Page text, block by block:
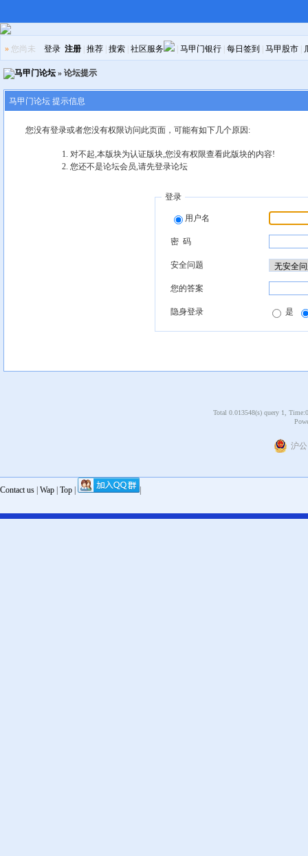
» 您尚未 登录 注册 推荐 搜索 社区服务 马甲门银行 每日签到 马甲股市
马甲门论坛 » 论坛提示
马甲门论坛 提示信息
您没有登录或者您没有权限访问此页面，可能有如下几个原因:
对不起,本版块为认证版块,您没有权限查看此版块的内容!
您还不是论坛会员,请先登录论坛
登录
用户名
密 码
安全问题
您的答案
隐身登录 是
Total 0.013548(s) query 1,
沪公
Contact us Wap Top